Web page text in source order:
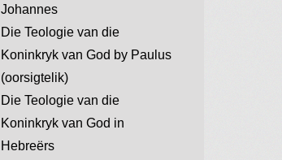
Johannes
Die Teologie van die
Koninkryk van God by Paulus
(oorsigtelik)
Die Teologie van die
Koninkryk van God in
Hebreërs